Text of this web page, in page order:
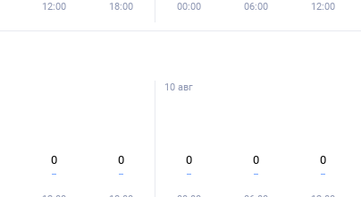
12:00 18:00 00:00 06:00 12:00
0 0
10 авг
0 0 0